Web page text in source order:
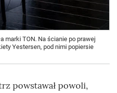
marki TON. Na ścianie po prawej
Yestersen, pod nimi popiersie
powstawał powoli,